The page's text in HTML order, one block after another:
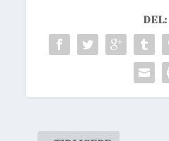
DEL: